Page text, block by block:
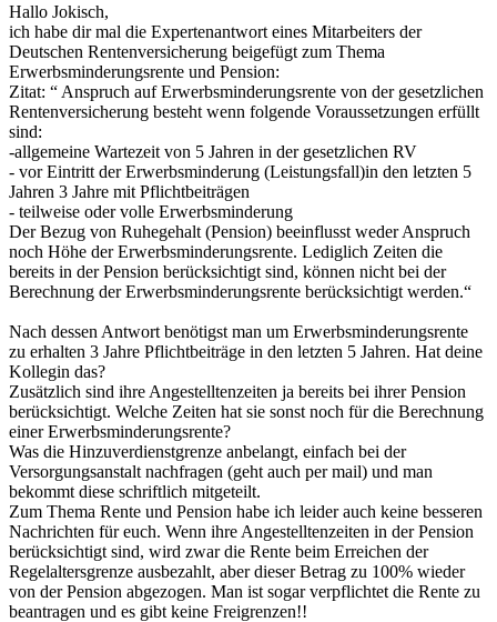
Hallo Jokisch,
ich habe dir mal die Expertenantwort eines Mitarbeiters der
Deutschen Rentenversicherung beigefügt zum Thema
Erwerbsminderungsrente und Pension:
Zitat: “ Anspruch auf Erwerbsminderungsrente von der gesetzlichen
Rentenversicherung besteht wenn folgende Voraussetzungen erfüllt
sind:
-allgemeine Wartezeit von 5 Jahren in der gesetzlichen RV
- vor Eintritt der Erwerbsminderung (Leistungsfall)in den letzten 5
Jahren 3 Jahre mit Pflichtbeiträgen
- teilweise oder volle Erwerbsminderung
Der Bezug von Ruhegehalt (Pension) beeinflusst weder Anspruch
noch Höhe der Erwerbsminderungsrente. Lediglich Zeiten die
bereits in der Pension berücksichtigt sind, können nicht bei der
Berechnung der Erwerbsminderungsrente berücksichtigt werden.“
Nach dessen Antwort benötigst man um Erwerbsminderungsrente
zu erhalten 3 Jahre Pflichtbeiträge in den letzten 5 Jahren. Hat deine
Kollegin das?
Zusätzlich sind ihre Angestelltenzeiten ja bereits bei ihrer Pension
berücksichtigt. Welche Zeiten hat sie sonst noch für die Berechnung
einer Erwerbsminderungsrente?
Was die Hinzuverdienstgrenze anbelangt, einfach bei der
Versorgungsanstalt nachfragen (geht auch per mail) und man
bekommt diese schriftlich mitgeteilt.
Zum Thema Rente und Pension habe ich leider auch keine besseren
Nachrichten für euch. Wenn ihre Angestelltenzeiten in der Pension
berücksichtigt sind, wird zwar die Rente beim Erreichen der
Regelaltersgrenze ausbezahlt, aber dieser Betrag zu 100% wieder
von der Pension abgezogen. Man ist sogar verpflichtet die Rente zu
beantragen und es gibt keine Freigrenzen!!